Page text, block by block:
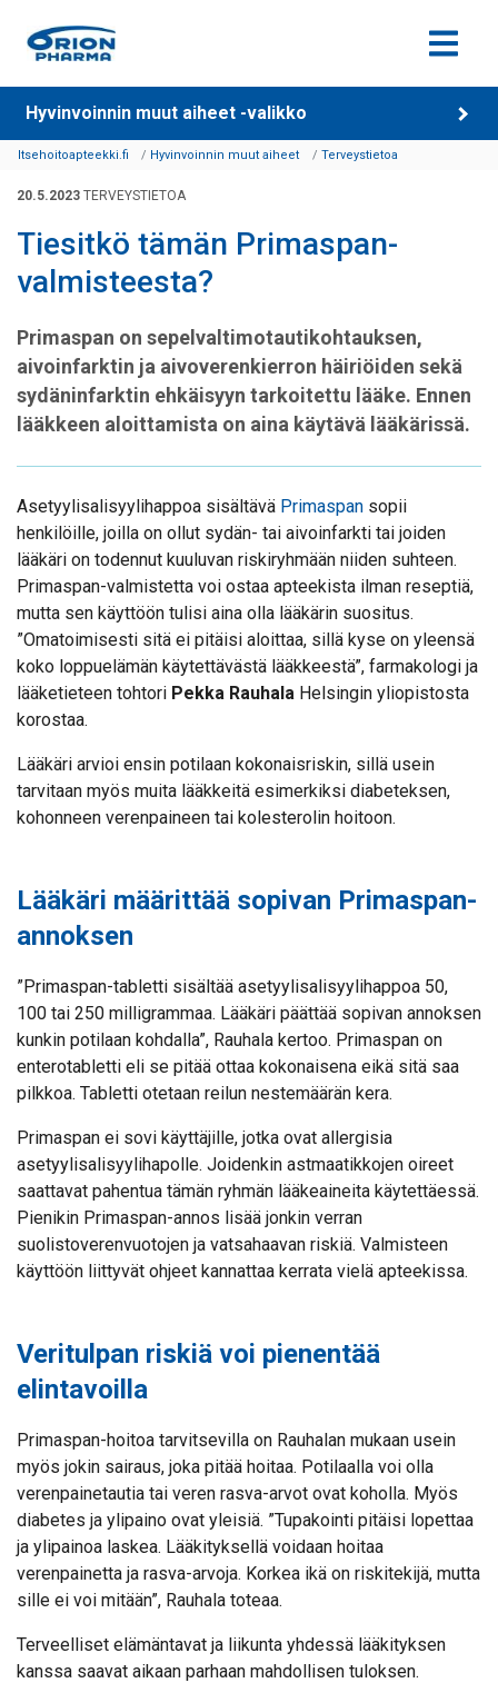
Siirry sisältöön
Hyvinvoinnin muut aiheet -valikko
Itsehoitoapteekki.fi Hyvinvoinnin muut aiheet Terveystietoa
20.5.2023 TERVEYSTIETOA
Tiesitkö tämän Primaspan-
valmisteesta?
Primaspan on sepelvaltimotautikohtauksen,
aivoinfarktin ja aivoverenkierron häiriöiden sekä
sydäninfarktin ehkäisyyn tarkoitettu lääke. Ennen
lääkkeen aloittamista on aina käytävä lääkärissä.
Asetyylisalisyylihappoa sisältävä Primaspan sopii
henkilöille, joilla on ollut sydän- tai aivoinfarkti tai joiden
lääkäri on todennut kuuluvan riskiryhmään niiden suhteen.
Primaspan-valmistetta voi ostaa apteekista ilman reseptiä,
mutta sen käyttöön tulisi aina olla lääkärin suositus.
”Omatoimisesti sitä ei pitäisi aloittaa, sillä kyse on yleensä
koko loppuelämän käytettävästä lääkkeestä”, farmakologi ja
lääketieteen tohtori Pekka Rauhala Helsingin yliopistosta
korostaa.
Lääkäri arvioi ensin potilaan kokonaisriskin, sillä usein
tarvitaan myös muita lääkkeitä esimerkiksi diabeteksen,
kohonneen verenpaineen tai kolesterolin hoitoon.
Lääkäri määrittää sopivan Primaspan-
annoksen
”Primaspan-tabletti sisältää asetyylisalisyylihappoa 50,
100 tai 250 milligrammaa. Lääkäri päättää sopivan annoksen
kunkin potilaan kohdalla”, Rauhala kertoo. Primaspan on
enterotabletti eli se pitää ottaa kokonaisena eikä sitä saa
pilkkoa. Tabletti otetaan reilun nestemäärän kera.
Primaspan ei sovi käyttäjille, jotka ovat allergisia
asetyylisalisyylihapolle. Joidenkin astmaatikkojen oireet
saattavat pahentua tämän ryhmän lääkeaineita käytettäessä.
Pienikin Primaspan-annos lisää jonkin verran
suolistoverenvuotojen ja vatsahaavan riskiä. Valmisteen
käyttöön liittyvät ohjeet kannattaa kerrata vielä apteekissa.
Veritulpan riskiä voi pienentää
elintavoilla
Primaspan-hoitoa tarvitsevilla on Rauhalan mukaan usein
myös jokin sairaus, joka pitää hoitaa. Potilaalla voi olla
verenpainetautia tai veren rasva-arvot ovat koholla. Myös
diabetes ja ylipaino ovat yleisiä. ”Tupakointi pitäisi lopettaa
ja ylipainoa laskea. Lääkityksellä voidaan hoitaa
verenpainetta ja rasva-arvoja. Korkea ikä on riskitekijä, mutta
sille ei voi mitään”, Rauhala toteaa.
Terveelliset elämäntavat ja liikunta yhdessä lääkityksen
kanssa saavat aikaan parhaan mahdollisen tuloksen.